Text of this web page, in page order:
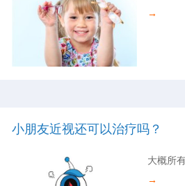
→
小朋友近视还可以治疗吗？
大概所
→